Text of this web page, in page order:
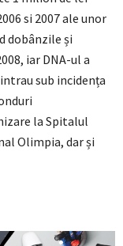
si 2007 ale unor
dobânzile și
iar DNA-ul a
sub incidența
la Spitalul
Olimpia, dar și